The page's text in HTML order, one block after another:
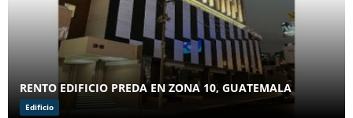
RENTO EDIFICIO PREDA EN ZONA 10, GUATEMALA
Edificio